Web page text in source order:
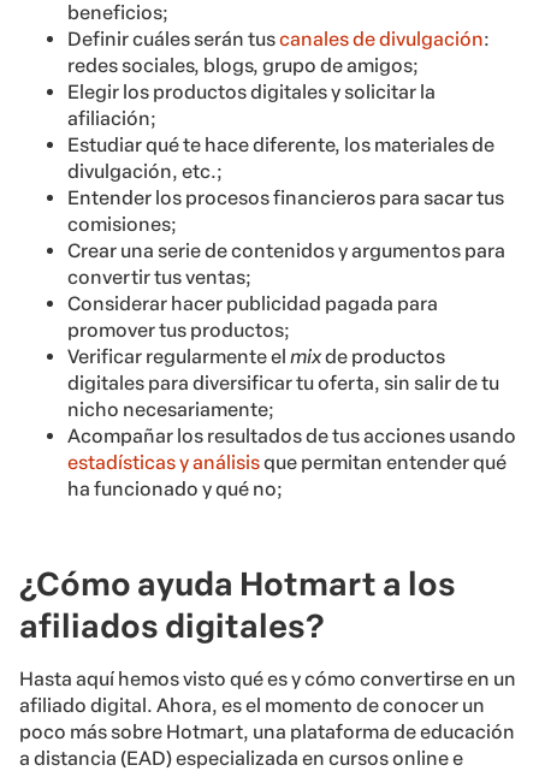
beneficios;
Definir cuáles serán tuscanales de divulgación:
redes sociales, blogs, grupo de amigos;
Elegir los productos digitales y solicitar la
afiliación;
Estudiar qué te hace diferente, los materiales de
divulgación, etc.;
Entender los procesos financieros para sacar tus
comisiones;
Crear una serie de contenidos y argumentos para
convertir tus ventas;
Considerar hacer publicidad pagada para
promover tus productos;
Verificar regularmente el mixde productos
digitales para diversificar tu oferta, sin salir de tu
nicho necesariamente;
Acompañar los resultados de tus acciones usando
estadísticas y análisisque permitan entender qué
ha funcionado y qué no;
¿Cómo ayuda Hotmart a los
afiliados digitales?
Hasta aquí hemos visto qué es y cómo convertirse en un
afiliado digital. Ahora, es el momento de conocer un
poco más sobre Hotmart, una plataforma de educación
a distancia (EAD) especializada en cursos online e